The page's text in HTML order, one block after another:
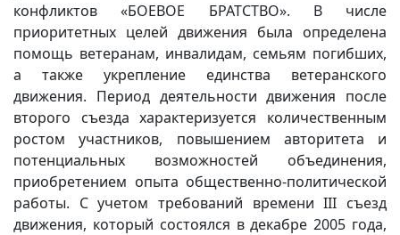
конфликтов «БОЕВОЕ БРАТСТВО». В числе
приоритетных целей движения была определена
помощь ветеранам, инвалидам, семьям погибших,
а также укрепление единства ветеранского
движения. Период деятельности движения после
второго съезда характеризуется количественным
ростом участников, повышением авторитета и
потенциальных возможностей объединения,
приобретением опыта общественно-политической
работы. С учетом требований времени III съезд
движения, который состоялся в декабре 2005 года,